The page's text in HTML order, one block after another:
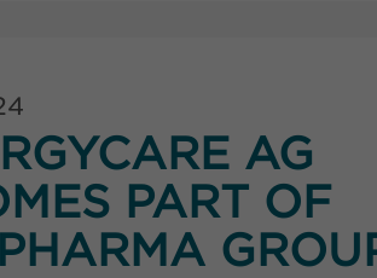
AG
PART OF